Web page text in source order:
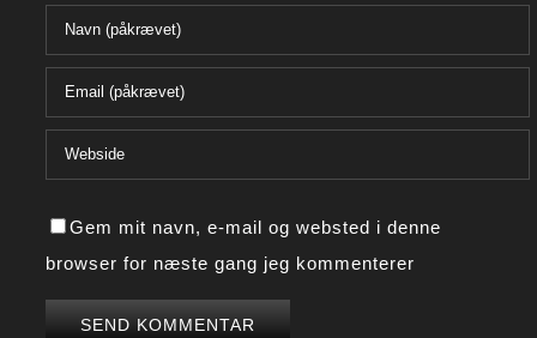
Gem mit navn, e-mail og websted i denne
browser for næste gang jeg kommenterer